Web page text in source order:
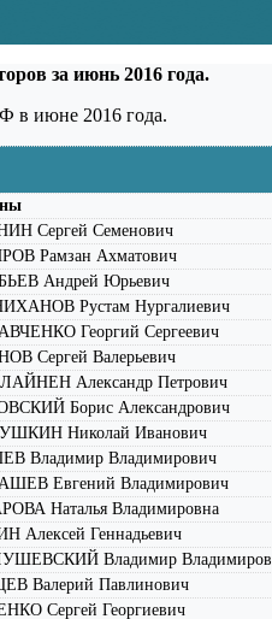
за июнь 2016 года.
в июне 2016 года.
Сергей Семенович
Рамзан Ахматович
Андрей Юрьевич
Рустам Нургалиевич
Георгий Сергеевич
Сергей Валерьевич
Александр Петрович
Борис Александрович
Николай Иванович
Владимир Владимирович
Евгений Владимирович
Наталья Владимировна
Алексей Геннадьевич
Владимир
Валерий Павлинович
Сергей Георгиевич